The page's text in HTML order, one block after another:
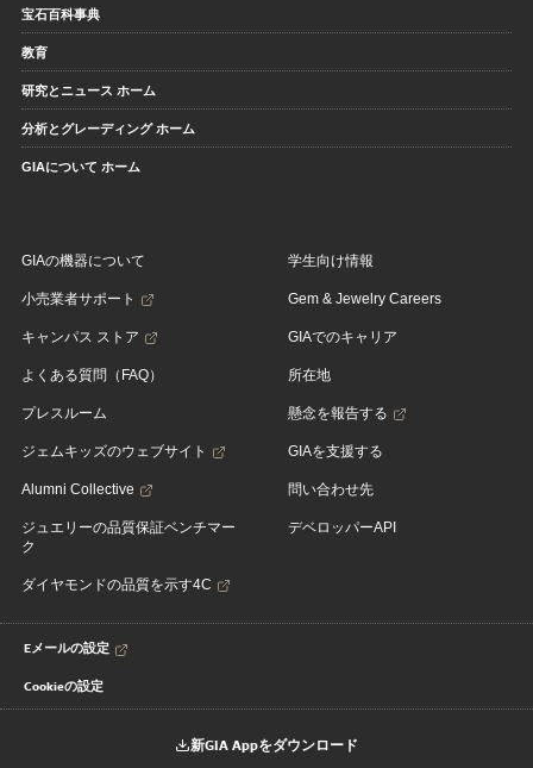
宝石百科事典
教育
研究とニュース ホーム
分析とグレーディング ホーム
GIAについて ホーム
GIAの機器について
小売業者サポート
キャンパス ストア
よくある質問（FAQ）
プレスルーム
ジェムキッズのウェブサイト
Alumni Collective
ジュエリーの品質保証ベンチマー
ク
ダイヤモンドの品質を示す4C
学生向け情報
Gem & Jewelry Careers
GIAでのキャリア
所在地
懸念を報告する
GIAを支援する
問い合わせ先
デベロッパーAPI
Eメールの設定
Cookieの設定
新GIA Appをダウンロード